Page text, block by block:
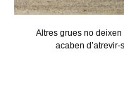
Altres grues no
acaben